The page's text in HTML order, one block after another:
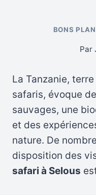
BONS
Par
La Tanzanie,
safaris, évoque
sauvages, une
et des
nature. De
disposition des
safari à Selous